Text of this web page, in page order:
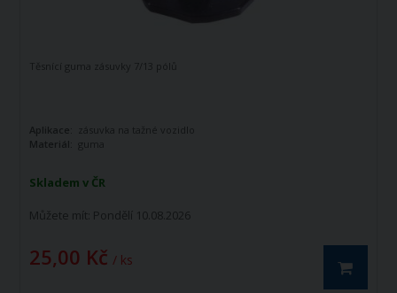
Skladem v ČR
Můžete mít: Pondělí 10.08.2026
25,00 Kč / ks
Těsnící guma zásuvky 7/13 pólů
Aplikace: zásuvka na tažné vozidlo
Materiál: guma